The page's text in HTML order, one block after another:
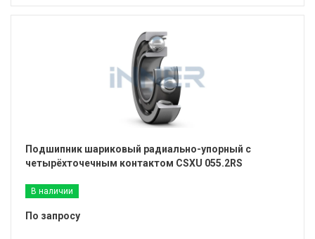
Подшипник шариковый радиально-упорный с
четырёхточечным контактом CSXU 055.2RS
В наличии
По запросу